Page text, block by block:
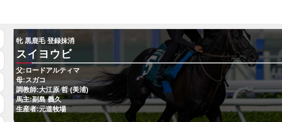
牝 黒鹿毛 登録抹消
スイヨウビ
父:ロードアルティマ
母:スガコ
調教師:大江原 哲 (美浦)
馬主:副島 義久
生産者:元道牧場